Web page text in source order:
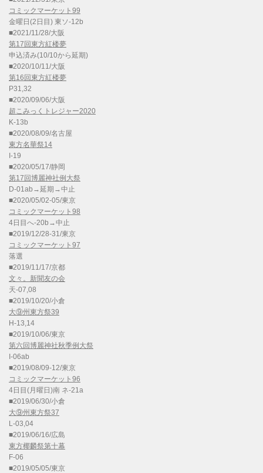
コミックマーケット99
金曜日(2日目) 東ソ-12b
■2021/11/28/大阪
第17回東方紅楼夢
申込済み(10/10から延期)
■2020/10/11/大阪
第16回東方紅楼夢
P31,32
■2020/09/06/大阪
超こみっくトレジャー2020
K-13b
■2020/08/09/名古屋
東方名華祭14
I-19
■2020/05/17/静岡
第17回博麗神社例大祭
D-01ab→延期→中止
■2020/05/02-05/東京
コミックマーケット98
4日目へ-20b→中止
■2019/12/28-31/東京
コミックマーケット97
落選
■2019/11/17/京都
文々。新聞友の会
天-07,08
■2019/10/20/小倉
大⑨州東方祭39
H-13,14
■2019/10/06/東京
第六回博麗神社秋季例大祭
I-06ab
■2019/08/09-12/東京
コミックマーケット96
4日目(月曜日)南 ネ-21a
■2019/06/30/小倉
大⑨州東方祭37
L-03,04
■2019/06/16/広島
東方椰麟祭第十幕
F-06
■2019/05/05/東京